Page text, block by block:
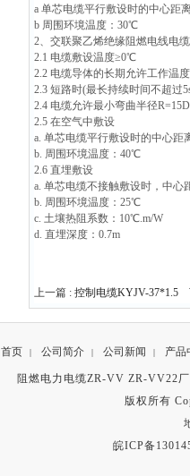
a 单芯电缆平行敷设时的中心距
b 周围环境温度：30℃
2、交联聚乙烯绝缘阻燃电线电缆
2.1 电缆敷设温度≥0℃
2.2 电缆导体的长期允许工作温
2.3 短路时(最长持续时间不超过
2.4 电缆允许最小弯曲半径
2.5 在空气中敷设
a. 单芯电缆平行敷设时的中心距
b. 周围环境温度：40℃
2.6 直埋敷设
a. 单芯电缆不接触敷设时，中心
b. 周围环境温度：25℃
c. 土壤热阻系数：10℃.m/W
d. 直埋深度：0.7m
上一篇 : 控制电缆KYJV-37*1.5
首页 | 公司简介 | 公司新闻 | 产品
阻燃电力电缆​ZR-VV ZR-VV22
版权所有
皖ICP备